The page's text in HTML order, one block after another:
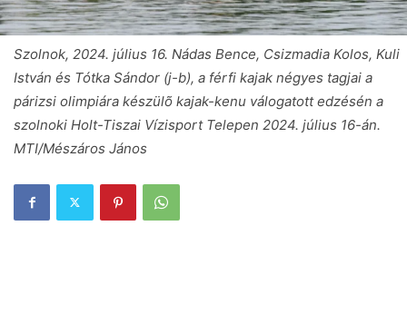
Szolnok, 2024. július 16. Nádas Bence, Csizmadia Kolos, Kuli
István és Tótka Sándor (j-b), a férfi kajak négyes tagjai a
párizsi olimpiára készülõ kajak-kenu válogatott edzésén a
szolnoki Holt-Tiszai Vízisport Telepen 2024. július 16-án.
MTI/Mészáros János